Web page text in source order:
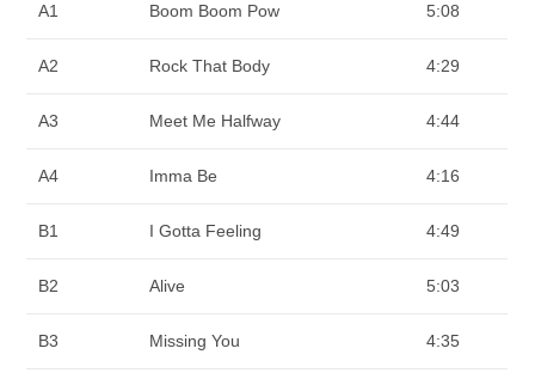
A1 Boom Boom Pow 5:08
A2 Rock That Body 4:29
A3 Meet Me Halfway 4:44
A4 Imma Be 4:16
B1 I Gotta Feeling 4:49
B2 Alive 5:03
B3 Missing You 4:35